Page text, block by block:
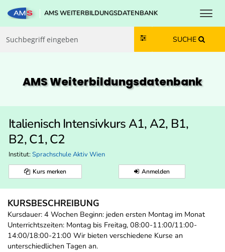
Zum Inhalt springen
Zum Navmenü springen
Zur Suche springen
Zur Footer springen
AMS WEITERBILDUNGSDATENBANK
SUCHE
AMS Weiterbildungs­datenbank
Italienisch Intensivkurs A1, A2, B1,
B2, C1, C2
Institut: Sprachschule Aktiv Wien
Kurs merken Anmelden
KURSBESCHREIBUNG
Kursdauer: 4 Wochen Beginn: jeden ersten Montag im Monat
Unterrichtszeiten: Montag bis Freitag, 08:00-11:00/11:00-
14:00/18:00-21:00 Wir bieten verschiedene Kurse an
unterschiedlichen Tagen an.